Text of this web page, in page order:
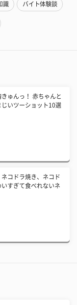
識 バイト体験談
ゅんっ！ 赤ちゃんと
じいツーショット10選
コドラ焼き、ネコド
すぎて食べれないネ